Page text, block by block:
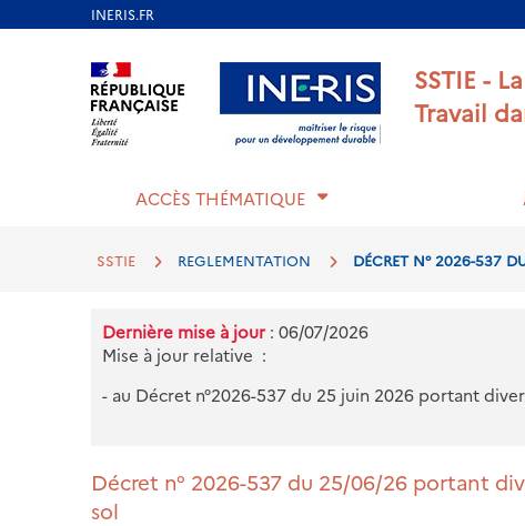
Aller au contenu Aller au menu Aller au pied
SSTIE -
Travail
ACCÈS THÉMATIQUE
SSTIE REGLEMENTATION DÉCRET N° 2026-537
Dernière mise à jour : 06/07/2026
Mise à jour relative :
- au Décret n°2026-537 du 25 juin 2026 portant
Décret n° 2026-537 du 25/06/26 portant
sol